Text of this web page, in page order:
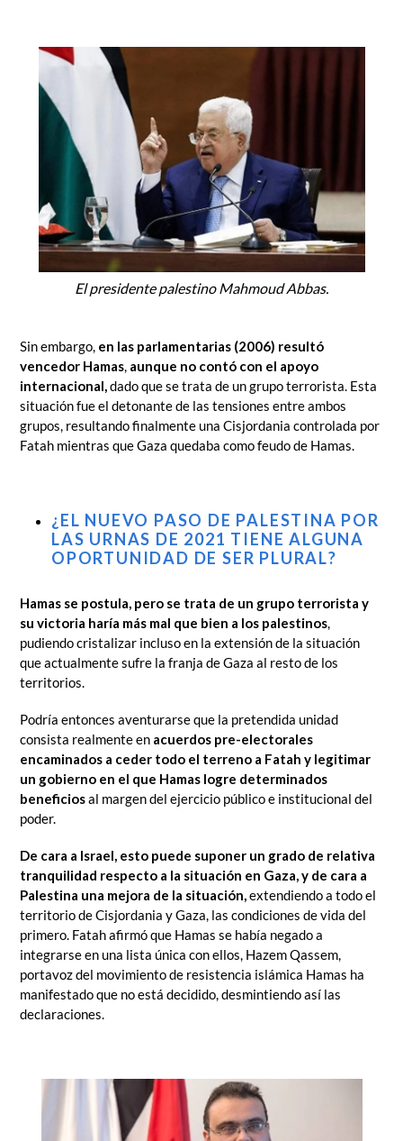
El presidente palestino Mahmoud Abbas.
Sin embargo, en las parlamentarias (2006) resultó
vencedor Hamas, aunque no contó con el apoyo
internacional,dado que se trata de un grupo terrorista. Esta
situación fue el detonante de las tensiones entre ambos
grupos, resultando finalmente una Cisjordania controlada por
Fatah mientras que Gaza quedaba como feudo de Hamas.
¿EL NUEVO PASO DE PALESTINA POR
LAS URNAS DE 2021 TIENE ALGUNA
OPORTUNIDAD DE SER PLURAL?
Hamas se postula, pero se trata de un grupo terrorista y
su victoria haría más mal que bien a los palestinos
pudiendo cristalizar incluso en la extensión de la situación
que actualmente sufre la franja de Gaza al resto de los
territorios.
Podría entonces aventurarse que la pretendida unidad
consista realmente en acuerdos pre-electorales
encaminados a ceder todo el terreno a Fatah y legitimar
un gobierno en el que Hamas logre determinados
beneficiosal margen del ejercicio público e institucional del
poder.
De cara a Israel, esto puede suponer un grado de relativa
tranquilidad respecto a la situación en Gaza, y de cara a
Palestina una mejora de la situación,extendiendo a todo el
territorio de Cisjordania y Gaza, las condiciones de vida del
primero. Fatah afirmó que Hamas se había negado a
integrarse en una lista única con ellos, Hazem Qassem,
portavoz del movimiento de resistencia islámica Hamas ha
manifestado que no está decidido, desmintiendo así las
declaraciones.